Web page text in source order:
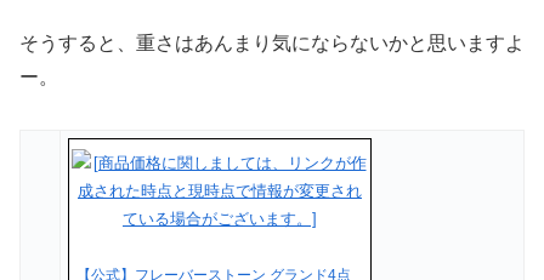
そうすると、重さはあんまり気にならないかと思いますよ
ー。
【公式】フレーバーストーン グランド4点